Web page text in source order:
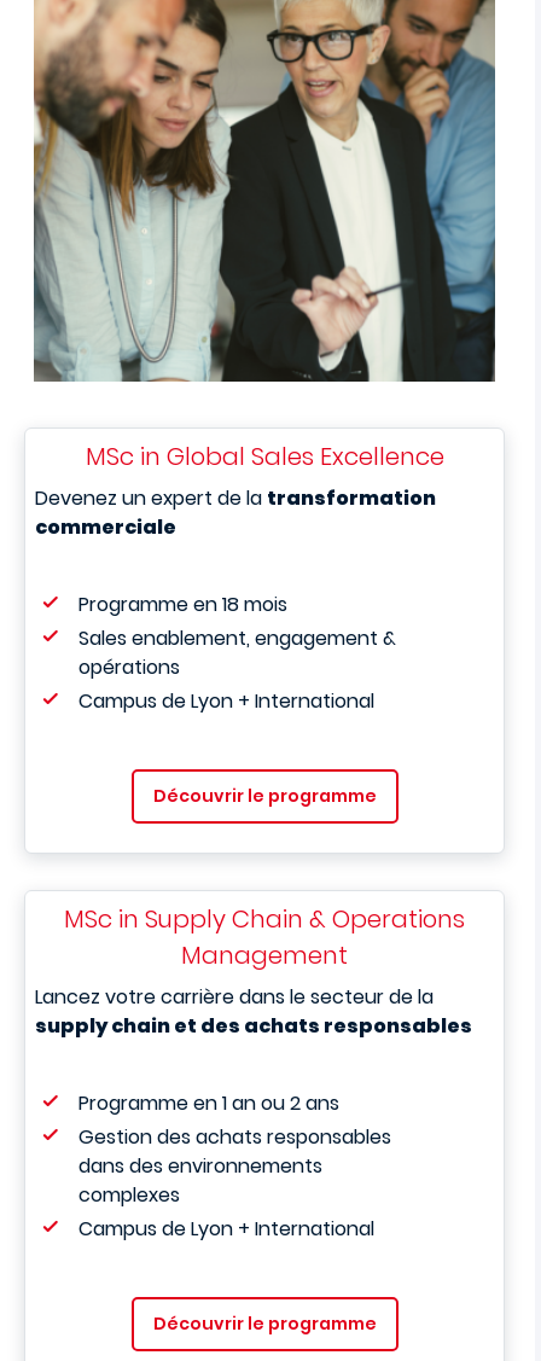
MSc in Global Sales Excellence
Devenez un expert de la transformation
commerciale
Programme en 18 mois
Sales enablement, engagement &
opérations
Campus de Lyon + International
Découvrir le programme
MSc in Supply Chain & Operations
Management
Lancez votre carrière dans le secteur de la
supply chain et des achats responsables
Programme en 1 an ou 2 ans
Gestion des achats responsables
dans des environnements
complexes
Campus de Lyon + International
Découvrir le programme